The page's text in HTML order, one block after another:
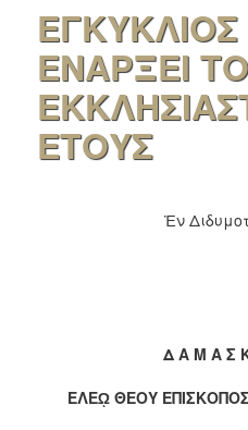
ΕΓΚΥΚΛΙΟΣ
ΕΝΑΡΞΕΙ
ΕΤΟΥΣ
Ἐν
Δ Α Μ Α Σ
ΕΛΕῼ ΘΕΟΥ